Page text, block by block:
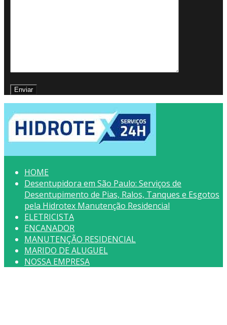
HOME
Desentupidora em São Paulo: Serviços de
Desentupimento de Pias, Ralos, Tanques e Esgotos
pela Hidrotex Manutenção Residencial
ELETRICISTA
ENCANADOR
MANUTENÇÃO RESIDENCIAL
MARIDO DE ALUGUEL
NOSSA EMPRESA